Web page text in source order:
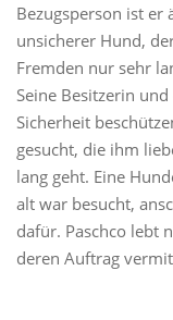
Bezugsperson ist er
unsicherer Hund,
Fremden nur sehr
Seine Besitzerin
Sicherheit
gesucht, die ihm
lang geht. Eine
alt war besucht,
dafür. Paschco lebt
deren Auftrag